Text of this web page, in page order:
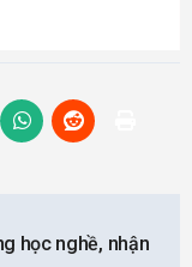
học nghề, nhận